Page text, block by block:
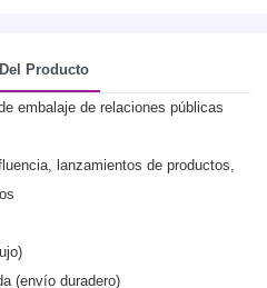
Producto
embalaje de relaciones públicas
lanzamientos de productos,
(envío duradero)